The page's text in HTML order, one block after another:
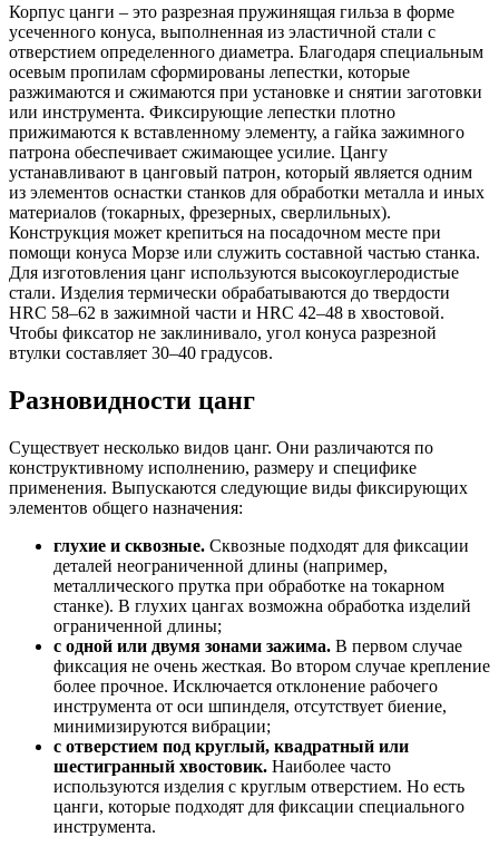
Корпус цанги – это разрезная пружинящая гильза в форме
усеченного конуса, выполненная из эластичной стали с
отверстием определенного диаметра. Благодаря специальным
осевым пропилам сформированы лепестки, которые
разжимаются и сжимаются при установке и снятии заготовки
или инструмента. Фиксирующие лепестки плотно
прижимаются к вставленному элементу, а гайка зажимного
патрона обеспечивает сжимающее усилие. Цангу
устанавливают в цанговый патрон, который является одним
из элементов оснастки станков для обработки металла и иных
материалов (токарных, фрезерных, сверлильных).
Конструкция может крепиться на посадочном месте при
помощи конуса Морзе или служить составной частью станка.
Для изготовления цанг используются высокоуглеродистые
стали. Изделия термически обрабатываются до твердости
HRC 58–62 в зажимной части и HRC 42–48 в хвостовой.
Чтобы фиксатор не заклинивало, угол конуса разрезной
втулки составляет 30–40 градусов.
Разновидности цанг
Существует несколько видов цанг. Они различаются по
конструктивному исполнению, размеру и специфике
применения. Выпускаются следующие виды фиксирующих
элементов общего назначения:
глухие и сквозные. Сквозные подходят для фиксации
деталей неограниченной длины (например,
металлического прутка при обработке на токарном
станке). В глухих цангах возможна обработка изделий
ограниченной длины;
с одной или двумя зонами зажима. В первом случае
фиксация не очень жесткая. Во втором случае крепление
более прочное. Исключается отклонение рабочего
инструмента от оси шпинделя, отсутствует биение,
минимизируются вибрации;
с отверстием под круглый, квадратный или
шестигранный хвостовик. Наиболее часто
используются изделия с круглым отверстием. Но есть
цанги, которые подходят для фиксации специального
инструмента.